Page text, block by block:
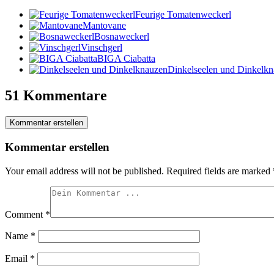
Feurige Tomatenweckerl
Mantovane
Bosnaweckerl
Vinschgerl
BIGA Ciabatta
Dinkelseelen und
51 Kommentare
Kommentar erstellen
Kommentar erstellen
Your email address will not be published. Required fields are marked
Comment *
Name *
Email *